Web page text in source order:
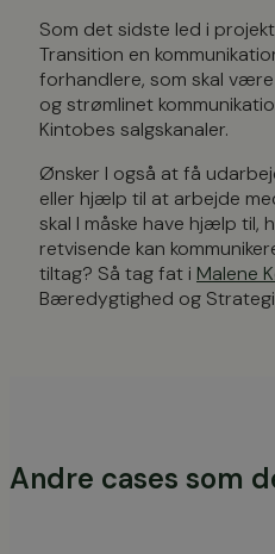
Som det sidste led i
Transition en
forhandlere, som skal
og strømlinet
Kintobes salgskanaler.
Ønsker I også at få
eller hjælp til at arbejde
skal I måske have hjælp til,
retvisende kan
tiltag? Så tag fat i Malene
Bæredygtighed og
Andre cases som